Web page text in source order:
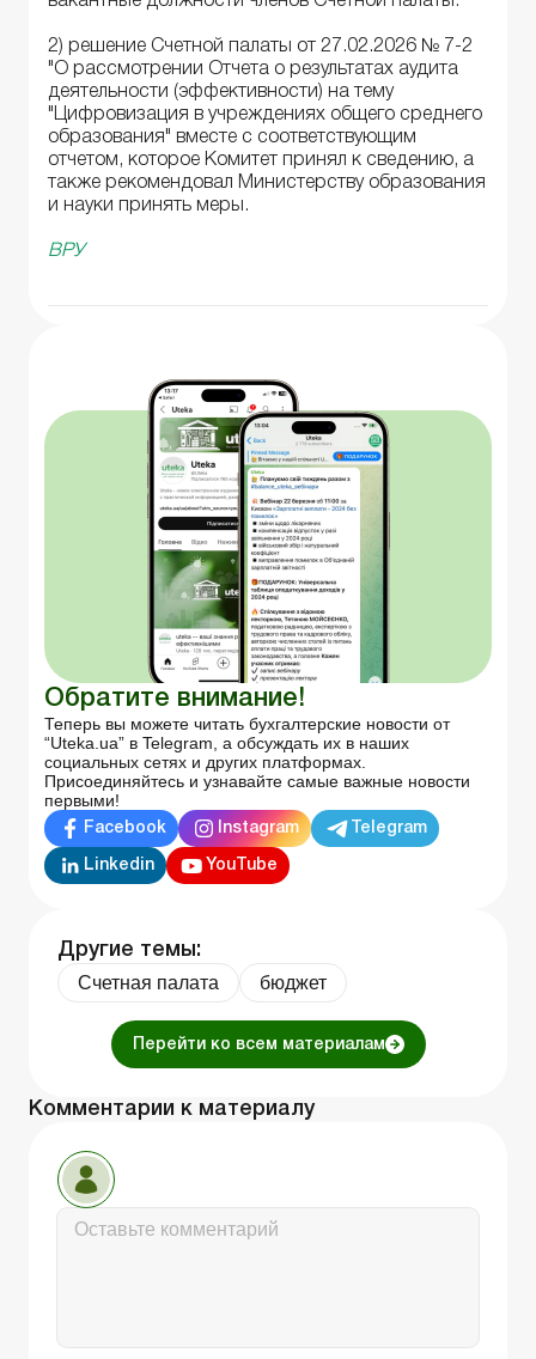
2) решение Счетной палаты от 27.02.2026 № 7-2
"О рассмотрении Отчета о результатах аудита
деятельности (эффективности) на тему
"Цифровизация в учреждениях общего среднего
образования" вместе с соответствующим
отчетом, которое Комитет принял к сведению, а
также рекомендовал Министерству образования
и науки принять меры.
ВРУ
Обратите внимание!
Теперь вы можете читать бухгалтерские новости от
“Uteka.ua” в Telegram, а обсуждать их в наших
социальных сетях и других платформах.
Присоединяйтесь и узнавайте самые важные новости
первыми!
Facebook Instagram Telegram
Linkedin YouTube
Другие темы:
Счетная палата бюджет
Перейти ко всем материалам
Комментарии к материалу